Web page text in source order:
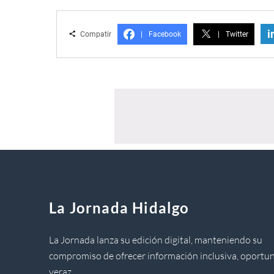
Compatir | Facebook | Twitter
La Jornada Hidalgo
La Jornada lanza su edición digital, manteniendo su
compromiso de ofrecer información inclusiva,
veraz.